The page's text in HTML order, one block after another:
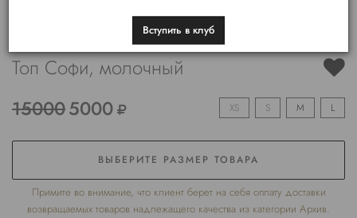
Топ Софи, молочный
150005000 XS S M L
ВЫБЕРИТЕ РАЗМЕР ТОВАРА
Примите во внимание, что клиент берет на себя оплату доставки
возвращаемых товаров надлежащего качества из категории Архив.
Вступить в клуб